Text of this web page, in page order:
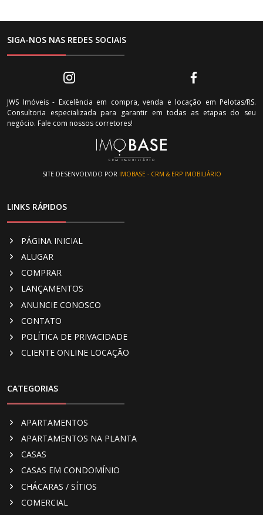
SIGA-NOS NAS REDES SOCIAIS
JWS Imóveis - Excelência em compra, venda e locação em Pelotas/RS.
Consultoria especializada para garantir em todas as etapas do seu
negócio. Fale com nossos corretores!
SITE DESENVOLVIDO POR IMOBASE - CRM & ERP IMOBILIÁRIO
LINKS RÁPIDOS
PÁGINA INICIAL
ALUGAR
COMPRAR
LANÇAMENTOS
ANUNCIE CONOSCO
CONTATO
POLÍTICA DE PRIVACIDADE
CLIENTE ONLINE LOCAÇÃO
CATEGORIAS
APARTAMENTOS
APARTAMENTOS NA PLANTA
CASAS
CASAS EM CONDOMÍNIO
CHÁCARAS / SÍTIOS
COMERCIAL